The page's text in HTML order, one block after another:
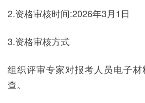
2.资格审核时间:2026年3月1日
3.资格审核方式
组织评审专家对报考人员电子
查。